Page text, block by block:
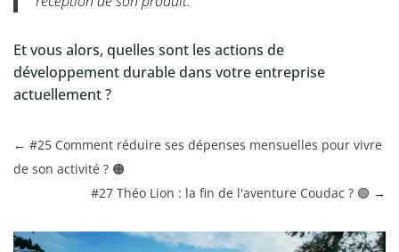
Et vous alors, quelles sont les actions de
développement durable dans votre entreprise
actuellement ?
← #25 Comment réduire ses dépenses mensuelles pour vivre
de son activité ? 🟠
#27 Théo Lion : la fin de l'aventure Coudac ? 🟢 →